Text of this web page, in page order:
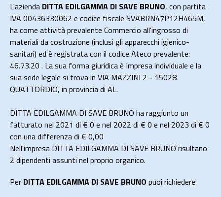
L'azienda DITTA EDILGAMMA DI SAVE BRUNO, con partita
IVA 00436330062 e codice fiscale SVABRN47P12H465M,
ha come attività prevalente Commercio all'ingrosso di
materiali da costruzione (inclusi gli apparecchi igienico-
sanitari) ed è registrata con il codice Ateco prevalente:
46.73.20 . La sua forma giuridica è Impresa individuale e la
sua sede legale si trova in VIA MAZZINI 2 - 15028
QUATTORDIO, in provincia di AL.
DITTA EDILGAMMA DI SAVE BRUNO ha raggiunto un
fatturato nel 2021 di € 0 e nel 2022 di € 0 e nel 2023 di € 0
con una differenza di € 0,00
Nell'impresa DITTA EDILGAMMA DI SAVE BRUNO risultano
2 dipendenti assunti nel proprio organico.
Per DITTA EDILGAMMA DI SAVE BRUNO puoi richiedere: